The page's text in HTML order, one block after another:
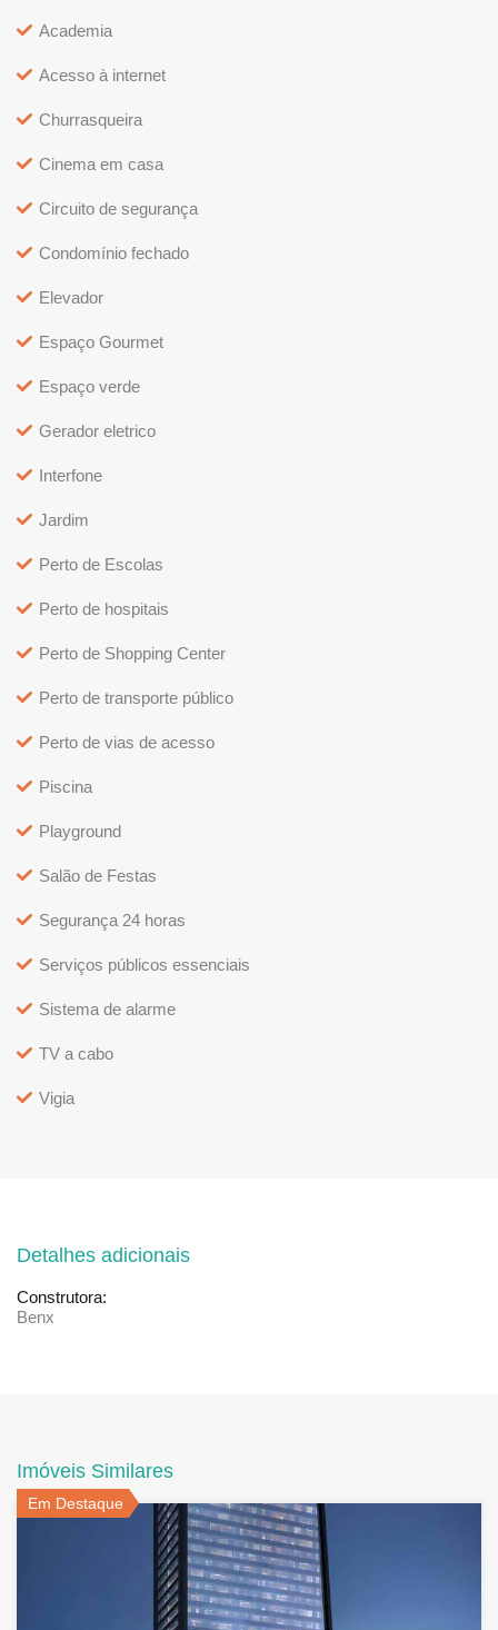
Academia
Acesso à internet
Churrasqueira
Cinema em casa
Circuito de segurança
Condomínio fechado
Elevador
Espaço Gourmet
Espaço verde
Gerador eletrico
Interfone
Jardim
Perto de Escolas
Perto de hospitais
Perto de Shopping Center
Perto de transporte público
Perto de vias de acesso
Piscina
Playground
Salão de Festas
Segurança 24 horas
Serviços públicos essenciais
Sistema de alarme
TV a cabo
Vigia
Detalhes adicionais
Construtora:
Benx
Imóveis Similares
Em Destaque